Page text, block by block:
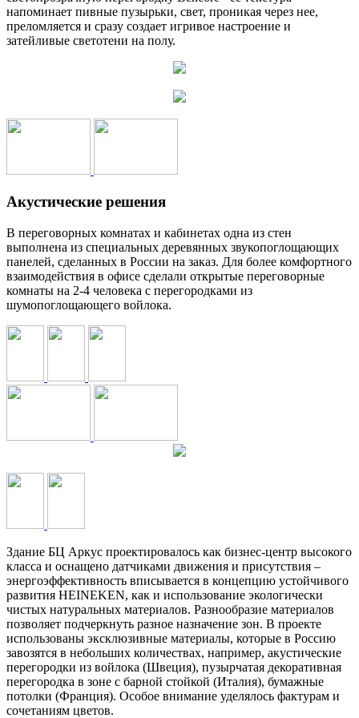
напоминает пивные пузырьки, свет, проникая через нее,
преломляется и сразу создает игривое настроение и
затейливые светотени на полу.
Акустические решения
В переговорных комнатах и кабинетах одна из стен
выполнена из специальных деревянных звукопоглощающих
панелей, сделанных в России на заказ. Для более комфортного
взаимодействия в офисе сделали открытые переговорные
комнаты на 2-4 человека с перегородками из
шумопоглощающего войлока.
Здание БЦ Аркус проектировалось как бизнес-центр высокого
класса и оснащено датчиками движения и присутствия –
энергоэффективность вписывается в концепцию устойчивого
развития HEINEKEN, как и использование экологически
чистых натуральных материалов. Разнообразие материалов
позволяет подчеркнуть разное назначение зон. В проекте
использованы эксклюзивные материалы, которые в Россию
завозятся в небольших количествах, например, акустические
перегородки из войлока (Швеция), пузырчатая декоративная
перегородка в зоне с барной стойкой (Италия), бумажные
потолки (Франция). Особое внимание уделялось фактурам и
сочетаниям цветов.